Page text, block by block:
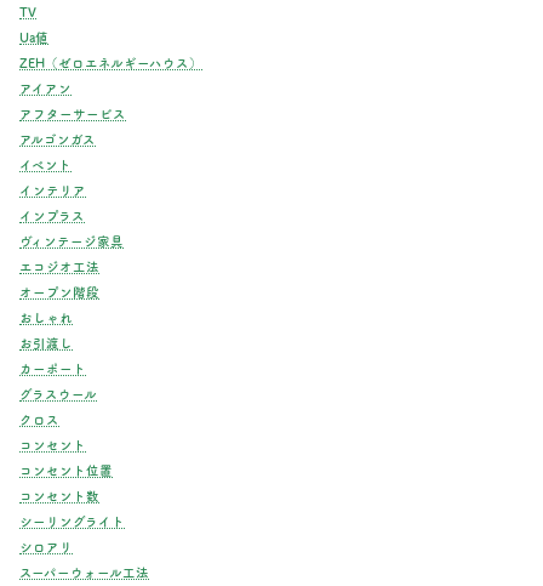
TV
Ua値
ZEH（ゼロエネルギーハウス）
アイアン
アフターサービス
アルゴンガス
イベント
インテリア
インプラス
ヴィンテージ家具
エコジオ工法
オープン階段
おしゃれ
お引渡し
カーポート
グラスウール
クロス
コンセント
コンセント位置
コンセント数
シーリングライト
シロアリ
スーパーウォール工法